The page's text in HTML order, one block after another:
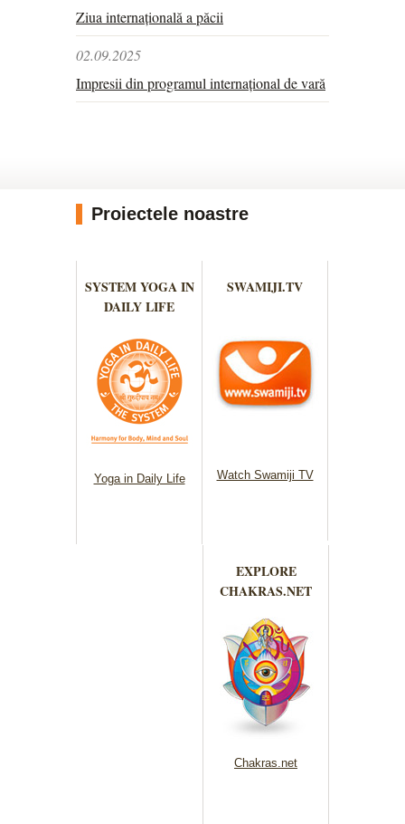
Ziua internațională a păcii
02.09.2025
Impresii din programul internațional de vară
Proiectele noastre
SYSTEM YOGA IN
DAILY LIFE
Yoga in Daily Life
SWAMIJI.TV
Watch Swamiji TV
EXPLORE
CHAKRAS.NET
Chakras.net